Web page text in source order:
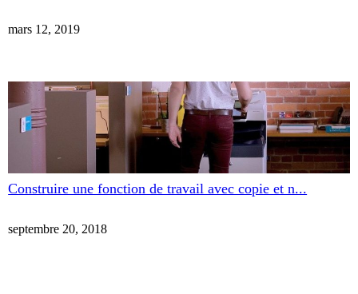
mars 12, 2019
Construire une fonction de travail avec copie et n...
septembre 20, 2018